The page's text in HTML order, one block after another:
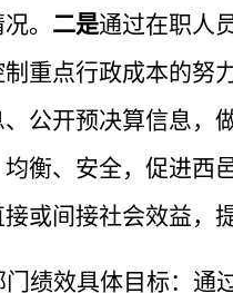
。 二是通过在职人
重点行政成本的努
公开预决算信息，
衡、安全，促进西
或间接社会效益，
门绩效具体目标：通